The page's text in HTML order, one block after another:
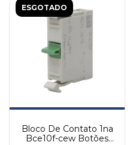
ESGOTADO
Bloco De Contato 1na
Bce10f-cew Botões